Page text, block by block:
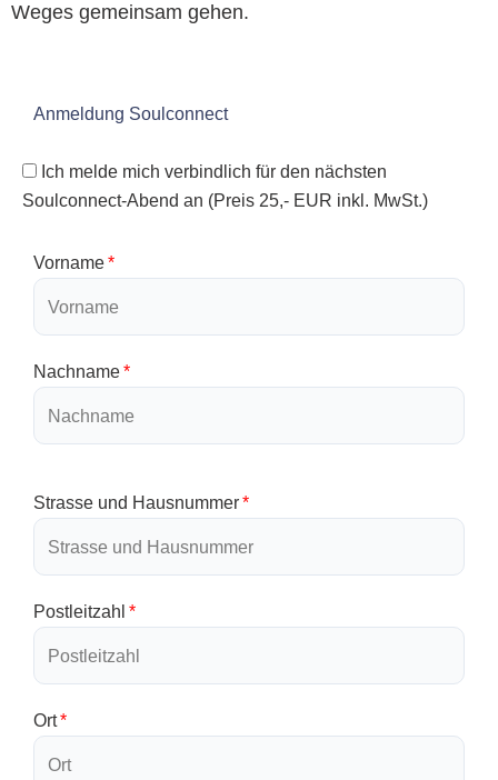
Weges gemeinsam gehen.
Anmeldung Soulconnect
Ich melde mich verbindlich für den nächsten
Soulconnect-Abend an (Preis 25,- EUR inkl. MwSt.)
Vorname
Nachname
Strasse und Hausnummer
Postleitzahl
Ort